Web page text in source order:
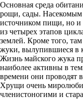
Основная среда
рощи, сады. Насекомым
источником пищи, но и
из четырех этапов
землей. Кроме того,
жуки, вылупившиеся в
Жизнь майского жука
наиболее активны в
времени они проводят
Хрущи очень
членистоногими и